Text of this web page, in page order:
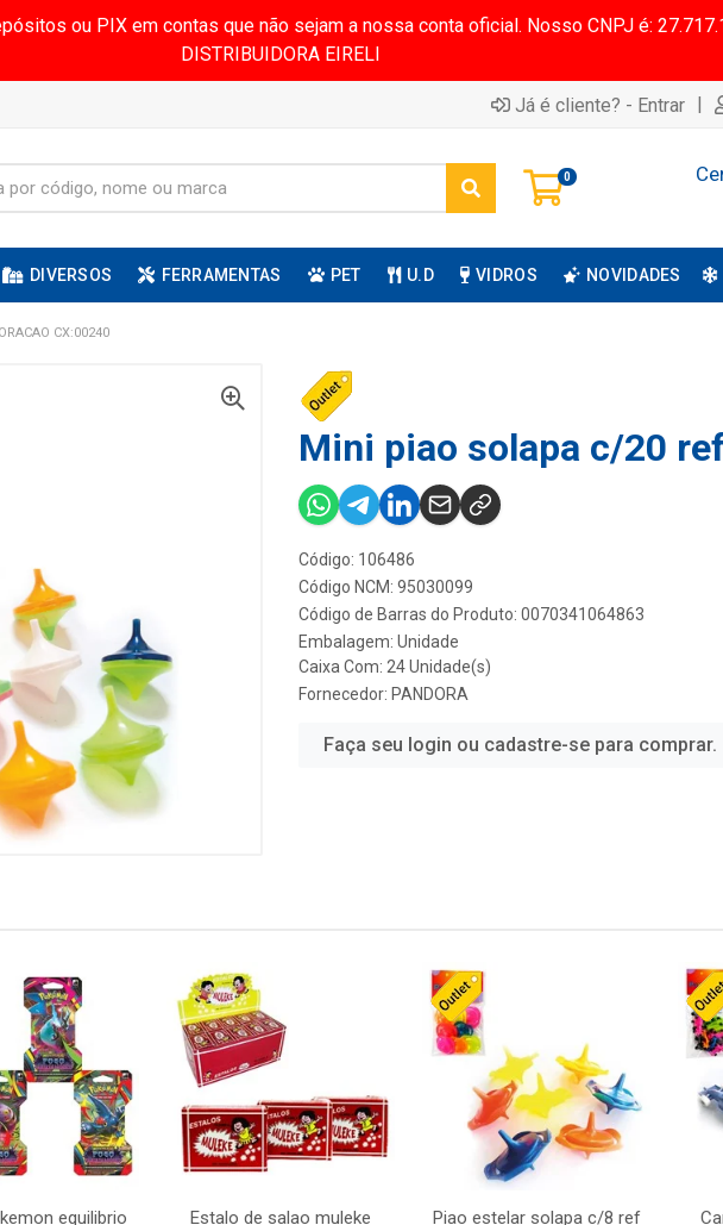
ou PIX em contas que não sejam a nossa conta oficial. Nosso CNPJ é:
DISTRIBUIDORA EIRELI
Já é cliente? - Entrar |
0
DIVERSOS FERRAMENTAS PET U.D VIDROS NOVIDADES
CX:00240
Mini piao solapa c/20
Código: 106486
Código NCM: 95030099
Código de Barras do Produto: 0070341064863
Embalagem: Unidade
Caixa Com: 24 Unidade(s)
Fornecedor: PANDORA
Faça seu login ou cadastre-se para comprar.
equilibrio
Estalo de salao muleke
Piao estelar solapa c/8 ref